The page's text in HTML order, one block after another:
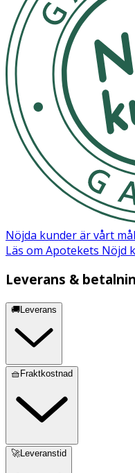
Nöjda kunder är vårt mål
Läs om Apotekets Nöjd
Leverans &
🚚Leverans
🧺Fraktkostnad
🚀Leveranstid